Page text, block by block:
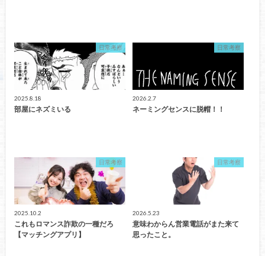
日常考察
2025.8.18
部屋にネズミいる
日常考察
2026.2.7
ネーミングセンスに脱帽！！
日常考察
2025.10.2
これもロマンス詐欺の一種だろ
【マッチングアプリ】
日常考察
2026.5.23
意味わからん営業電話がまた来て
思ったこと。